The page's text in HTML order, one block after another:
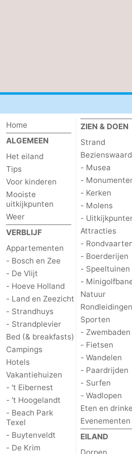
aan
Zee
Noordhollands
duinreservaat
-
Wijk
aan
Zee
-
Natuur
Zuid-
Kennermerland
-
Amsterdam
-
Haarlem
-
Zandvoort
Weer
Contact
Home
ALGEMEEN
Het eiland
Tips
Voor kinderen
Mooiste
uitkijkpunten
Weer
VERBLIJF
Appartementen
- Bosch en Zee
- De Vlijt
- Hoeve Holland
- Land en Zeezicht
- Strandhuys
- Strandplevier
Bed (& breakfasts)
Campings
Hotels
Vakantiehuizen
- 't Eibernest
- 't Hoogelandt
- Beach Park
Texel
- Buytenveldt
- De Krim
ZIEN & DOEN
Strand
- Musea
-
- Kerken
- Molens
-
Attracties
-
- Boerderijen
- Speeltuinen
-
Natuur
Rondleidingen
Sporten
- Zwembaden
- Fietsen
- Wandelen
- Paardrijden
- Surfen
- Wadlopen
Eten en
Evenementen
EILAND